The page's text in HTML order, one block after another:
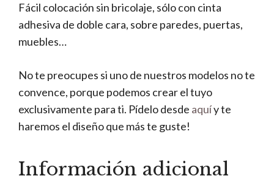
Fácil colocación sin bricolaje, sólo con cinta
adhesiva de doble cara, sobre paredes, puertas,
muebles…
No te preocupes si uno de nuestros modelos no te
convence, porque podemos crear el tuyo
exclusivamente para ti. Pídelo desde aquíy te
haremos el diseño que más te guste!
Información adicional